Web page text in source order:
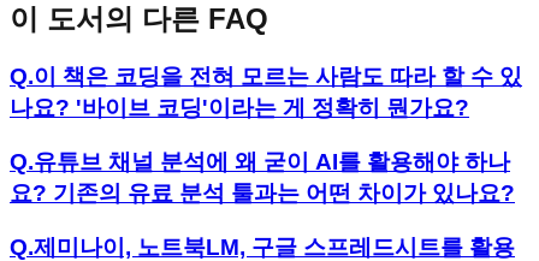
이 도서의 다른 FAQ
Q.이 책은 코딩을 전혀 모르는 사람도 따라 할 수 있
나요? '바이브 코딩'이라는 게 정확히 뭔가요?
Q.유튜브 채널 분석에 왜 굳이 AI를 활용해야 하나
요? 기존의 유료 분석 툴과는 어떤 차이가 있나요?
Q.제미나이, 노트북LM, 구글 스프레드시트를 활용